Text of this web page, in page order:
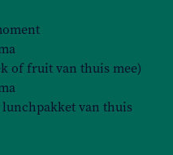
of fruit van thuis mee)
lunchpakket van thuis